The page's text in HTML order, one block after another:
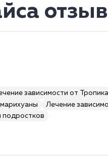
зависимости от
Лечение
подростков